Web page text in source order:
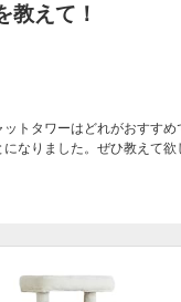
教えて！
トタワーはどれがおすす
なりました。ぜひ教えて欲